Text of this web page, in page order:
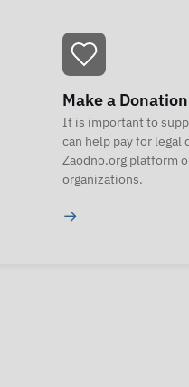
Make a Donation
It is important to
can help pay for legal
Zaodno.org platform
organizations.
→